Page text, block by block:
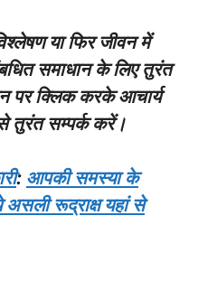
या फिर जीवन में
समाधान के लिए तुरंत
पर क्लिक करके आचार्य
तुरंत सम्पर्क करें।
: आपकी समस्या के
रूद्राक्ष यहां से